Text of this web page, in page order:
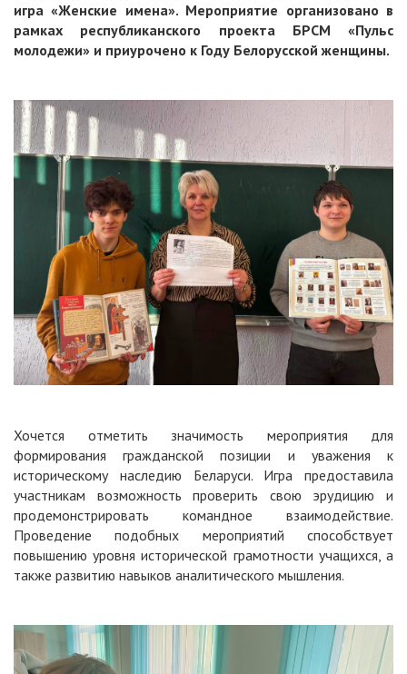
игра «Женские имена». Мероприятие организовано в
рамках республиканского проекта БРСМ «Пульс
молодежи» и приурочено к Году Белорусской женщины.
Хочется отметить значимость мероприятия для
формирования гражданской позиции и уважения к
историческому наследию Беларуси. Игра предоставила
участникам возможность проверить свою эрудицию и
продемонстрировать командное взаимодействие.
Проведение подобных мероприятий способствует
повышению уровня исторической грамотности учащихся, а
также развитию навыков аналитического мышления.